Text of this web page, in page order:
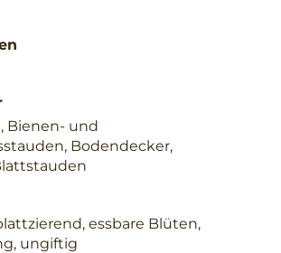
Bienen- und
Bodendecker,
essbare Blüten,
ungiftig